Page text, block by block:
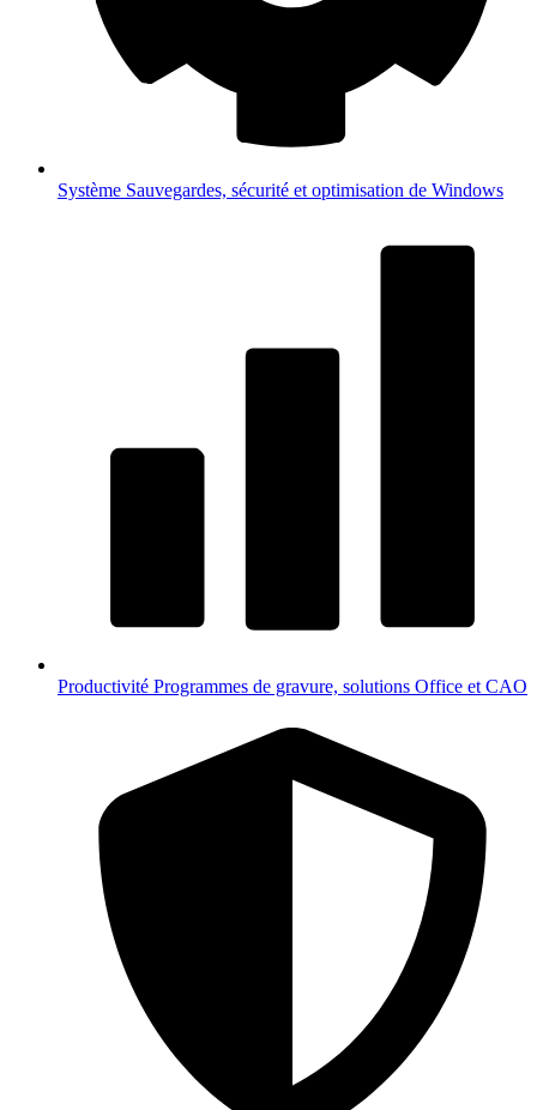
Système Sauvegardes, sécurité et optimisation de Windows
Productivité Programmes de gravure, solutions Office et CAO